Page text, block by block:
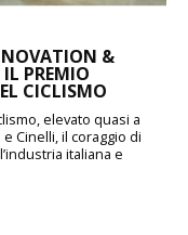
&
PREMIO
CICLISMO
elevato quasi a
Cinelli, il coraggio di
italiana e